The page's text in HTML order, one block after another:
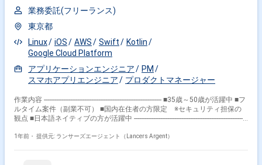
この段階で作成されるのは低忠実度（LoFi）のデザインであり、 これをエ
ンジニアを含むステークホルダー全員で確認し実現可能性などを検討した
上で、 その結果を反映し、デザインは高忠実度（HiFi）に清書化されま
す。 立案から清書までの各段階での成果物は、FigmaやNotionを用いて管
理され、チーム全員がいつでも参照が可能です。 全体の進捗は各領域の
Ownerやプロジェクトマネージャーが週次のスクラムミーティングで管
理・進行させていきます。 ■開発体制 各領域のOwnerが必要なバックログ
を定期的に棚卸し、 その後週初めに各領域のOwnerとメンバーとの1on1
バーのスキルセットを重視しながら、 メンバーの興味も考慮に入れます。
メンバーには基本的に一週間で完遂可能なポイント数が割り当てられます
ので、 メンバーはその作業を一週間で完遂することを目標としています。
両立されています。 配属部署 チーム体制 ・PdM：1名 ・バックエンドエ
業務委託(フリーランス)
東京都
Linux
iOS AWS Swift
Kotlin
Google Cloud Platform
アプリケーションエンジニア
PM
スマホアプリエンジニア
プロダクトマネージャー
作業内容 ------------------------------------------------------------------- ■35歳～50歳が活躍中 ■フ
ルタイム案件（副業不可） ■国内在住者の方限定 ※セキュリティ担保の
観点 ■日本語ネイティブの方が活躍中 -----------------------------------------------------------------
と、 複数の事業売却経験を持つ連続起業家が設立したスタートアップのス
1年前・ 提供元: ランサーズエージェント（Lancers Argent）